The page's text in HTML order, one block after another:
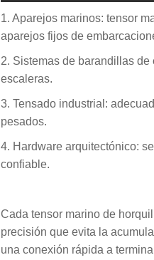
1. Aparejos marinos: tensor
aparejos fijos de
2. Sistemas de barandillas
escaleras.
3. Tensado industrial:
pesados.
4. Hardware arquitectónico:
confiable.
Cada tensor marino de
precisión que evita la
una conexión rápida a